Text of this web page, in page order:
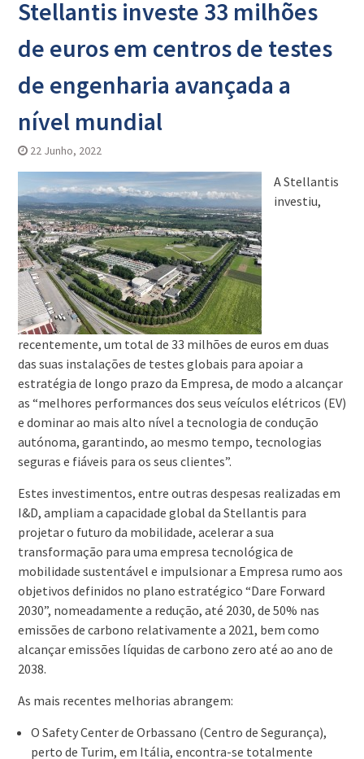
Stellantis investe 33 milhões
de euros em centros de testes
de engenharia avançada a
nível mundial
22 Junho, 2022
A Stellantis
investiu,
recentemente, um total de 33 milhões de euros em duas
das suas instalações de testes globais para apoiar a
estratégia de longo prazo da Empresa, de modo a alcançar
as “melhores performances dos seus veículos elétricos (EV)
e dominar ao mais alto nível a tecnologia de condução
autónoma, garantindo, ao mesmo tempo, tecnologias
seguras e fiáveis para os seus clientes”.
Estes investimentos, entre outras despesas realizadas em
I&D, ampliam a capacidade global da Stellantis para
projetar o futuro da mobilidade, acelerar a sua
transformação para uma empresa tecnológica de
mobilidade sustentável e impulsionar a Empresa rumo aos
objetivos definidos no plano estratégico “Dare Forward
2030”, nomeadamente a redução, até 2030, de 50% nas
emissões de carbono relativamente a 2021, bem como
alcançar emissões líquidas de carbono zero até ao ano de
2038.
As mais recentes melhorias abrangem:
O Safety Center de Orbassano (Centro de Segurança),
perto de Turim, em Itália, encontra-se totalmente